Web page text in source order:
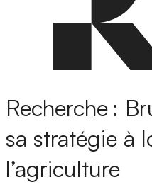
Recherche :
sa stratégie à
l’agriculture